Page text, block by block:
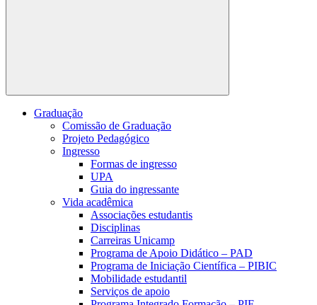
Buscar
Graduação
Comissão de Graduação
Projeto Pedagógico
Ingresso
Formas de ingresso
UPA
Guia do ingressante
Vida acadêmica
Associações estudantis
Disciplinas
Carreiras Unicamp
Programa de Apoio Didático – PAD
Programa de Iniciação Científica – PIBIC
Mobilidade estudantil
Serviços de apoio